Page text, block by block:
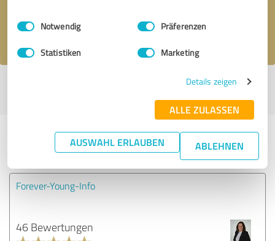
Impressum Datenschutzbestimmungen
Einwilligungsauswahl
Notwendig Präferenzen
Statistiken Marketing
Details zeigen
ALLE ZULASSEN
AUSWAHL ERLAUBEN ABLEHNEN
Ich stimme denDatenschutzbestimmungen zu.
Letzte Aktualisierung: 23.02.2024|
Profil
Erfahrungen zu weiteren
Anbietern aus dem Bereich Beauty
Forever-Young-Info
46 Bewertungen